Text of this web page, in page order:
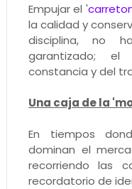
Empujar el '
la calidad y
disciplina, no
garantizado;
constancia y del
Una caja de la
En tiempos
dominan el
recorriendo las
recordatorio de